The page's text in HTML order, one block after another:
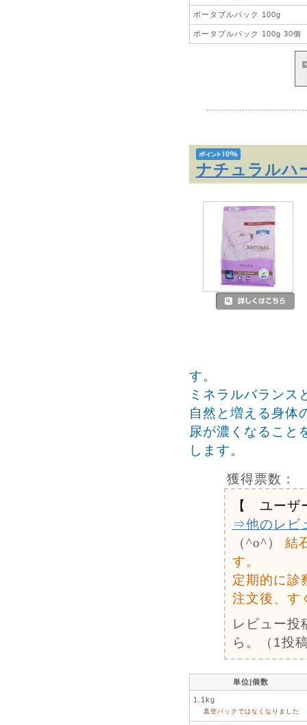
ポータブルパック 100g
ポータブルパック 100g 30個
ナチュラル
す。
ミネラルバランス
自然と増える身体
尿が濃くなること
します。
獲得票数：
【 ユーザ
⇒他のレビ
（^o^）
結
す。
定期的に診
注文後、す
レビュー投
ら。（1投
単位|個数
1.1kg
真空パックではなくなりました